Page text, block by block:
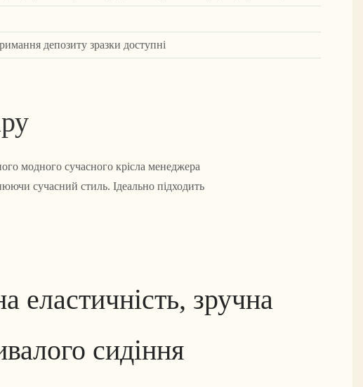
депозиту зразки доступні
модного сучасного крісла менеджера
сучасний стиль. Ідеально підходить
еластичність, зручна
сидіння